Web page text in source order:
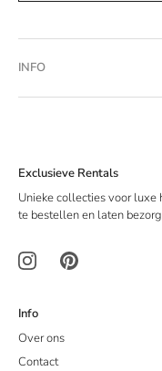
INFO
Exclusieve Rentals
Unieke collecties voor luxe
te bestellen en laten
Info
Over ons
Contact